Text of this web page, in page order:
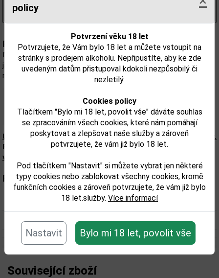
policy
Potvrzení věku 18 let
Potvrzujete, že Vám bylo 18 let a můžete vstoupit na
stránky s prodejem alkoholu. Nepřipustíte, aby ke zde
uvedeným datům přistupoval kdokoli nezpůsobilý či
nezletilý.
Cookies policy
Tlačítkem "Bylo mi 18 let, povolit vše" dáváte souhlas
se zpracováním všech cookies, které nám pomáhají
poskytovat a zlepšovat naše služby a zároveň
potvrzujete, že vám již bylo 18 let.
Pod tlačítkem "Nastavit" si můžete vybrat jen některé
typy cookies nebo zablokovat všechny cookies, kromě
funkčních cookies a zároveň potvrzujete, že vám již bylo
18 let.služby. Více informací
Nastavit Bylo mi 18 let, povolit vše
(604,00 Kč/l)
Popis:
Nový svěží gin citrusové chuti dokonale ladící s klasickými tóny
jalovce. Tento produkt náleží Desmondu Paynovi což je
nezkušenější Master Distiller.
Upozorňujeme, že tento produkt může obsahovat alergeny.
Přesné složení a alergeny jsou k dispozici na obalu
výrobku. Zkontrolujte prosím před konzumací.
Parametry:
Obsah alkoholu obj. %:
Objem obalu (L): 0,7
Související zboží